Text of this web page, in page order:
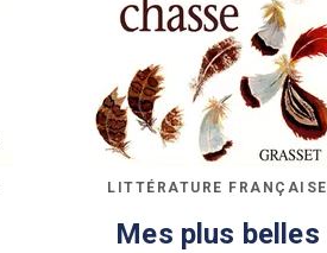
LITTÉRATURE FRANÇAISE
Mes plus belles